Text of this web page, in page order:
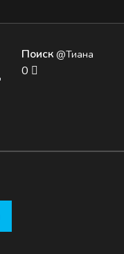
Поиск @Тиана
0